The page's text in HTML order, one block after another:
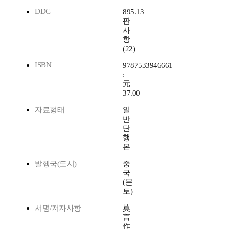
DDC
895.13
판
사
항
(22)
ISBN
9787533946661
:
元
37.00
자료형태
일
반
단
행
본
발행국(도시)
중
국
(본
토)
서명/저자사항
莫
言
作